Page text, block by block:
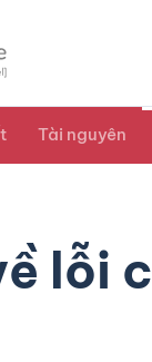
Tài nguyên
lỗi